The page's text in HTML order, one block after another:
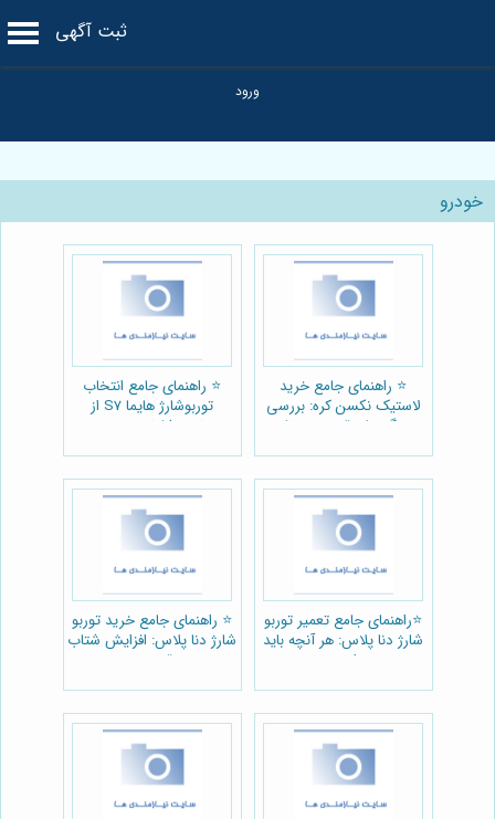
ثبت آگهی
خودرو
⭐️ راهنمای جامع خرید
لاستیک نکسن کره: بررسی
ویژگی‌ها و قیمت در تایر
⭐️ راهنمای جامع انتخاب
توربوشارژ هایما S7 از
توربوشارژ سنتر 🚗
⭐️راهنمای جامع تعمیر توربو
شارژ دنا پلاس: هر آنچه باید
بدانید 🚗
⭐️ راهنمای جامع خرید توربو
شارژ دنا پلاس: افزایش شتاب
و قدرت 🚗